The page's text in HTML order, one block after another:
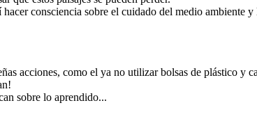
consciencia sobre el cuidado del medio ambiente
acciones, como el ya no utilizar bolsas de plástico y
sobre lo aprendido...